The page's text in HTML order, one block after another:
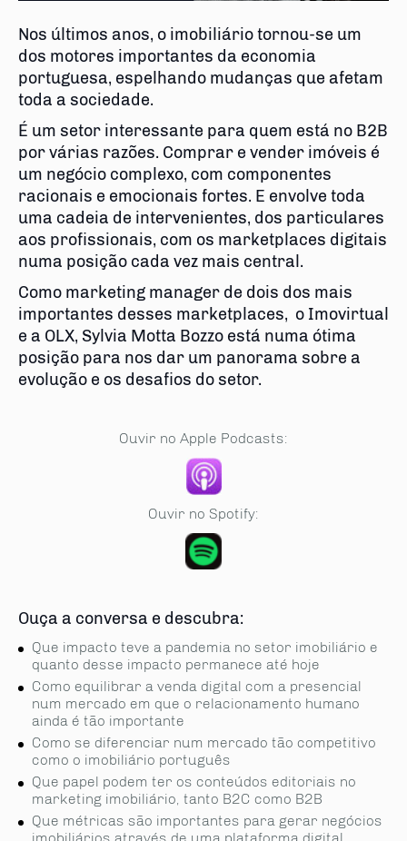
Nos últimos anos, o imobiliário tornou-se um
dos motores importantes da economia
portuguesa, espelhando mudanças que afetam
toda a sociedade.
É um setor interessante para quem está no B2B
por várias razões. Comprar e vender imóveis é
um negócio complexo, com componentes
racionais e emocionais fortes. E envolve toda
uma cadeia de intervenientes, dos particulares
aos profissionais, com os marketplaces digitais
numa posição cada vez mais central.
Como marketing manager de dois dos mais
importantes desses marketplaces, o Imovirtual
e a OLX, Sylvia Motta Bozzo está numa ótima
posição para nos dar um panorama sobre a
evolução e os desafios do setor.
Ouvir no Apple Podcasts:
Ouvir no Spotify:
Ouça a conversa e descubra:
Que impacto teve a pandemia no setor imobiliário e
quanto desse impacto permanece até hoje
Como equilibrar a venda digital com a presencial
num mercado em que o relacionamento humano
ainda é tão importante
Como se diferenciar num mercado tão competitivo
como o imobiliário português
Que papel podem ter os conteúdos editoriais no
marketing imobiliário, tanto B2C como B2B
Que métricas são importantes para gerar negócios
imobiliários através de uma plataforma digital